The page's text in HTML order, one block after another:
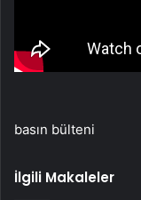
basın bülteni
İlgili Makaleler